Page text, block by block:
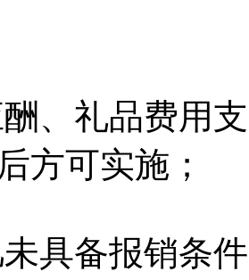
礼品费用支
方可实施；
备报销条件